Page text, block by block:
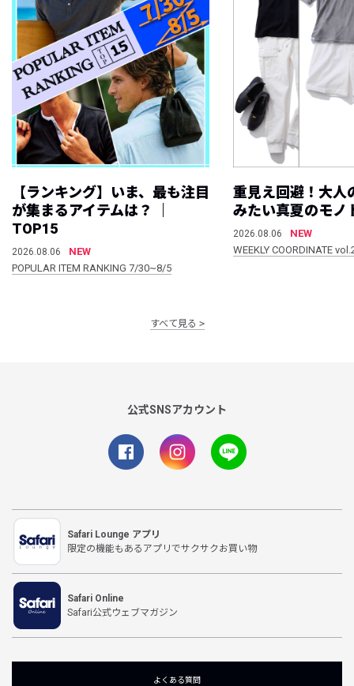
【ランキング】いま、最も注目
が集まるアイテムは？ ｜
TOP15
2026.08.06
NEW
POPULAR ITEM RANKING 7/30~8/5
重見え回避！大人
みたい真夏のモノ
2026.08.06
NEW
WEEKLY COORDINATE
すべて見る
公式SNSアカウント
Safari Lounge アプリ
限定の機能もあるアプリでサクサクお買い物
Safari Online
Safari公式ウェブマガジン
よくある質問